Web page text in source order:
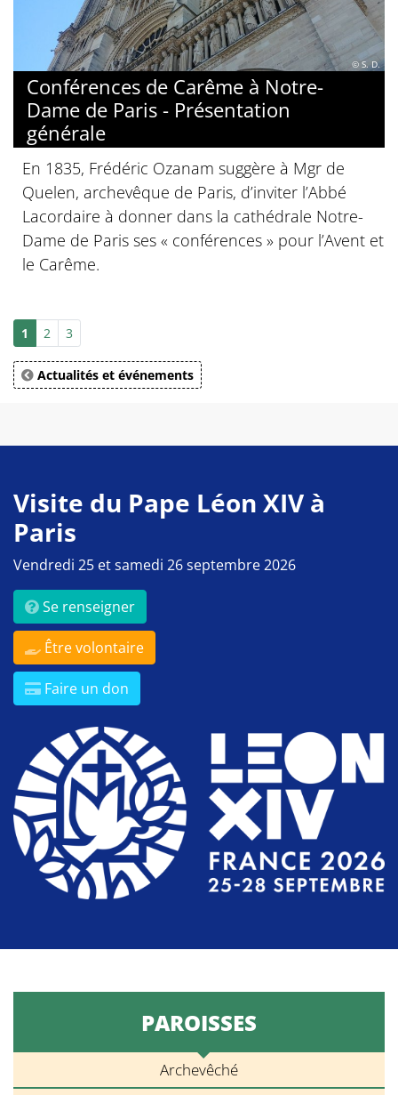
© S. D.
Conférences de Carême à Notre-
Dame de Paris - Présentation
générale
En 1835, Frédéric Ozanam suggère à Mgr de
Quelen, archevêque de Paris, d’inviter l’Abbé
Lacordaire à donner dans la cathédrale Notre-
Dame de Paris ses « conférences » pour l’Avent et
le Carême.
1 2 3
Actualités et événements
Visite du Pape Léon XIV à
Paris
Vendredi 25 et samedi 26 septembre 2026
Se renseigner
Être volontaire
Faire un don
PAROISSES
Archevêché